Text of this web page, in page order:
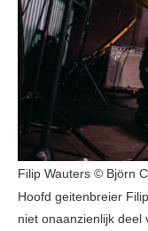
Filip Wauters © Björn
Hoofd geitenbreier
niet onaanzienlijk deel